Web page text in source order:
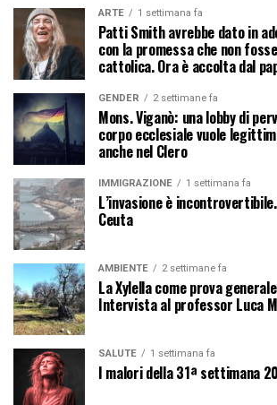
ARTE 1 settimana fa
Patti Smith avrebbe dato in
con la promessa che non
cattolica. Ora è accolta dal
GENDER 2 settimane fa
Mons. Viganò: una lobby di
corpo ecclesiale vuole
anche nel Clero
IMMIGRAZIONE 1 settimana fa
L’invasione è
Ceuta
AMBIENTE 2 settimane fa
La Xylella come prova generale
Intervista al professor Luca
SALUTE 1 settimana fa
I malori della 31ª settimana